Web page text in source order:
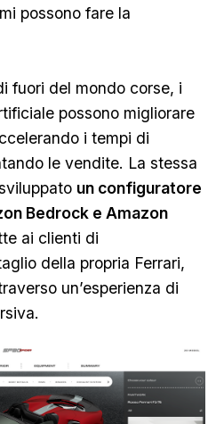
possono fare la
fuori del mondo corse, i
possono migliorare
i tempi di
le vendite. La stessa
un configuratore
Bedrock e Amazon
ai clienti di
della propria Ferrari,
un’esperienza di